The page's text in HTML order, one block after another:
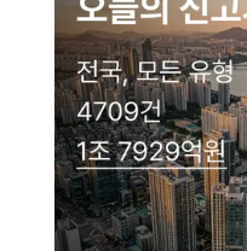
네이버
현재 네이버 지도 연결이 원
이용에 불